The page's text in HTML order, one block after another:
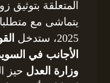
المتعلقة بتوثيق
يتماشى مع
2025، ستدخل
وزارة العدل حيز